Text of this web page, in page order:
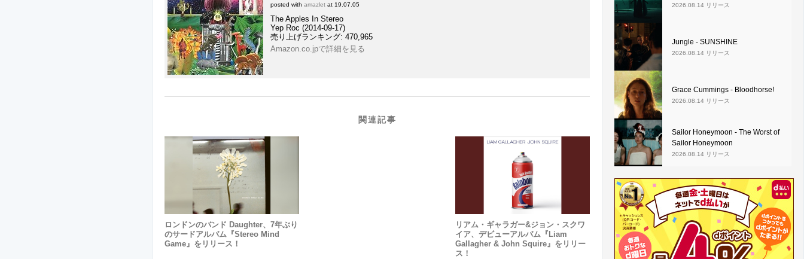
posted withamazlet at 19.07.05
The Apples In Stereo
Yep Roc (2014-09-17)
売り上げランキング: 470,965
Amazon.co.jpで詳細を見る
関連記事
ロンドンのバンド Daughter、7年ぶり
のサードアルバム『Stereo Mind
Game』をリリース！
リアム・ギャラガー&ジョン・スクワ
イア、デビューアルバム『Liam
Gallagher & John Squire』をリリー
ス！
2026.08.14 リリース
Jungle - SUNSHINE
2026.08.14 リリース
Grace Cummings - Bloodhorse!
2026.08.14 リリース
Sailor Honeymoon - The Worst of
Sailor Honeymoon
2026.08.14 リリース